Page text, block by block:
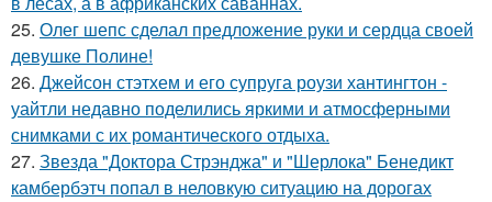
25. Олег шепс сделал предложение руки и сердца своей
девушке Полине!
26. Джейсон стэтхем и его супруга роузи хантингтон -
уайтли недавно поделились яркими и атмосферными
снимками с их романтического отдыха.
27. Звезда "Доктора Стрэнджа" и "Шерлока" Бенедикт
камбербэтч попал в неловкую ситуацию на дорогах